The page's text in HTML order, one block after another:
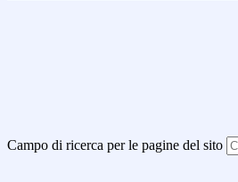
Campo di ricerca per le pagine del sito